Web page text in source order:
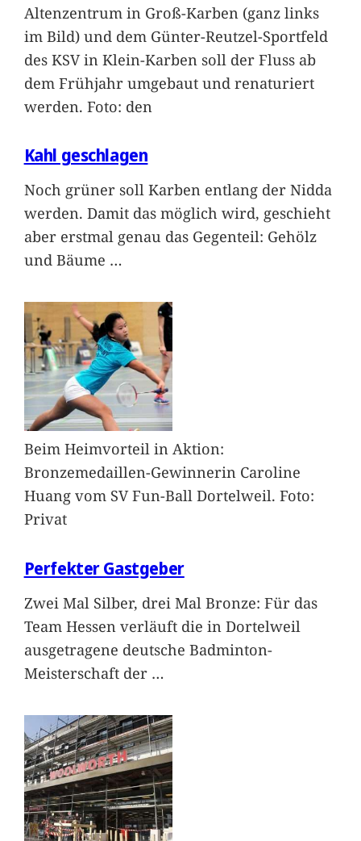
Altenzentrum in Groß-Karben (ganz links
im Bild) und dem Günter-Reutzel-Sportfeld
des KSV in Klein-Karben soll der Fluss ab
dem Frühjahr umgebaut und renaturiert
werden. Foto: den
Kahl geschlagen
Noch grüner soll Karben entlang der Nidda
werden. Damit das möglich wird, geschieht
aber erstmal genau das Gegenteil: Gehölz
und Bäume …
Beim Heimvorteil in Aktion:
Bronzemedaillen-Gewinnerin Caroline
Huang vom SV Fun-Ball Dortelweil. Foto:
Privat
Perfekter Gastgeber
Zwei Mal Silber, drei Mal Bronze: Für das
Team Hessen verläuft die in Dortelweil
ausgetragene deutsche Badminton-
Meisterschaft der …